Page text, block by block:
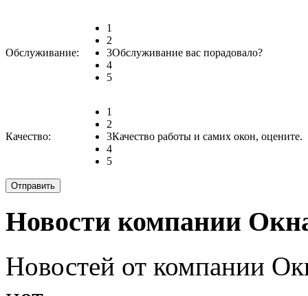
Обслуживание:
1
2
3
4
5
Обслуживание вас порадовало?
Качество:
1
2
3
4
5
Качество работы и самих окон, оцените.
Новости компании
Новостей от компании